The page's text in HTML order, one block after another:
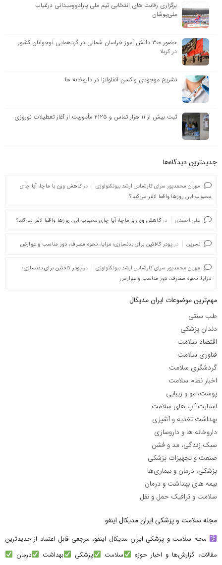
برگزاری رقابت های انتخابی تیم ملی پارادوومیدانی درغیاب
ملی‌پوشان
حضور ۳۰۰ دانش آموز خراسان شمالی در گردهمایی نوجوانان کشور
در کربلا
تشریح موجودی واکسن آنفلوانزا در داروخانه ها
ثبت بیش از ۱۱ هزار تماس و ۲۱۲۵ مأموریت از آغاز تعطیلات نوروزی
جدیدترین دیدگاه‌‌ها
مهران محمدپور سرای کارشناس ارشد بیوتکنولوژی در کاهش وزن با ماچا؛ آیا چای
محبوب این روزها واقعا لاغر می‌کند؟
علی احمدی در کاهش وزن با ماچا؛ آیا چای محبوب این روزها واقعا لاغر می‌کند؟
نسرین در پودر کافئین برای بدنسازی؛ مزایا، نحوه مصرف، دوز مناسب و عوارض
مهران محمدپور سرای کارشناس ارشد بیوتکنولوژی در پودر کافئین برای بدنسازی؛
مزایا، نحوه مصرف، دوز مناسب و عوارض
مهم‌ترین موضوعات ایران مدیکال
طب سنتی
دندان پزشکی
اقتصاد سلامت
فناوری سلامت
گردشگری سلامت
اخبار نظام سلامت
پوست، مو و زیبایی
استارت آپ های سلامت
بهداشت تغذیه و آشپزی
داروخانه ها و داروسازی
سبک زندگی، مد و فشن
صنعت و تجهیزات پزشکی
پزشکی، درمان و بیماری‌ها
بیمه های بهداشت و درمان
سلامت و ترافیک حمل و نقل
مجله سلامت و پزشکی ایران مدیکال اینفو
مجله سلامت و پزشکی ایران مدیکال اینفو، مرجعی قابل اعتماد از جدیدترین
مقالات، گزارش‌ها و اخبار حوزه
سلامت پزشکی بهداشت
درمان